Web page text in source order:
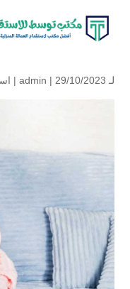
لـ admin | 29/10/2023 |